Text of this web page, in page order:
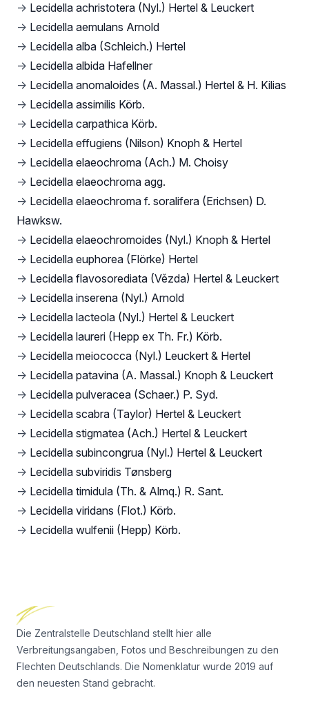
→ Lecidella achristotera (Nyl.) Hertel & Leuckert
→ Lecidella aemulans Arnold
→ Lecidella alba (Schleich.) Hertel
→ Lecidella albida Hafellner
→ Lecidella anomaloides (A. Massal.) Hertel & H. Kilias
→ Lecidella assimilis Körb.
→ Lecidella carpathica Körb.
→ Lecidella effugiens (Nilson) Knoph & Hertel
→ Lecidella elaeochroma (Ach.) M. Choisy
→ Lecidella elaeochroma agg.
→ Lecidella elaeochroma f. soralifera (Erichsen) D.
Hawksw.
→ Lecidella elaeochromoides (Nyl.) Knoph & Hertel
→ Lecidella euphorea (Flörke) Hertel
→ Lecidella flavosorediata (Vězda) Hertel & Leuckert
→ Lecidella inserena (Nyl.) Arnold
→ Lecidella lacteola (Nyl.) Hertel & Leuckert
→ Lecidella laureri (Hepp ex Th. Fr.) Körb.
→ Lecidella meiococca (Nyl.) Leuckert & Hertel
→ Lecidella patavina (A. Massal.) Knoph & Leuckert
→ Lecidella pulveracea (Schaer.) P. Syd.
→ Lecidella scabra (Taylor) Hertel & Leuckert
→ Lecidella stigmatea (Ach.) Hertel & Leuckert
→ Lecidella subincongrua (Nyl.) Hertel & Leuckert
→ Lecidella subviridis Tønsberg
→ Lecidella timidula (Th. & Almq.) R. Sant.
→ Lecidella viridans (Flot.) Körb.
→ Lecidella wulfenii (Hepp) Körb.
Die Zentralstelle Deutschland stellt hier alle
Verbreitungsangaben, Fotos und Beschreibungen zu den
Flechten Deutschlands. Die Nomenklatur wurde 2019 auf
den neuesten Stand gebracht.